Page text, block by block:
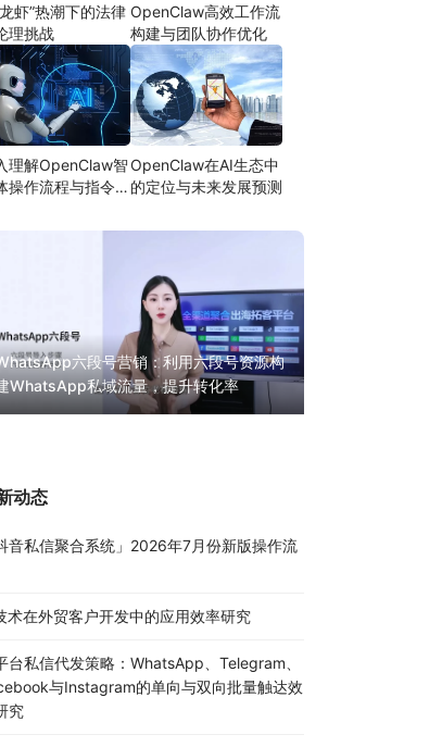
虾”热潮下的法律
理挑战
OpenClaw高效工作流
构建与团队协作优化
理解OpenClaw智
操作流程与指令设
OpenClaw在AI生态中
的定位与未来发展预测
六段号营销：利用六段号资源构
WhatsApp私域流量，提升转化率
动态
音私信聚合系统」2026年7月份新版操作流
术在外贸客户开发中的应用效率研究
台私信代发策略：WhatsApp、Telegram、
与Instagram的单向与双向批量触达效
究